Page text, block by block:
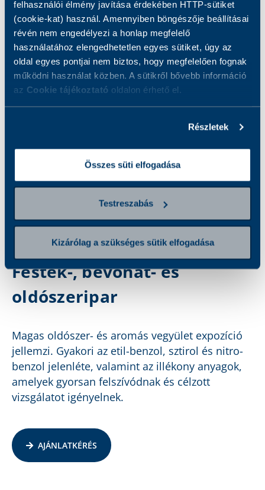
felhasználói élmény javítása érdekében HTTP-sütiket
(cookie-kat) használ. Amennyiben böngészője beállításai
révén nem engedélyezi a honlap megfelelő
használatához elengedhetetlen egyes sütiket, úgy az
oldal egyes pontjai nem biztos, hogy megfelelően fognak
működni használat közben. A sütikről bővebb információ
az Cookie tájékoztató oldalon érhető el.
Részletek
Összes süti elfogadása
Testreszabás
Kizárólag a szükséges sütik elfogadása
elektronikai ipar
Gyorsan növekvő szektor, jelentős nehézfém-
terheléssel. A kadmium, nikkel, kobalt és
mangán szintje jól nyomon követhető, és egyes
oldószerek-például N-metil-2-pirrolidon-
Festék-, bevonat- és
oldószeripar
Magas oldószer- és aromás vegyület expozíció
jellemzi. Gyakori az etil-benzol, sztirol és nitro-
benzol jelenléte, valamint az illékony anyagok,
amelyek gyorsan felszívódnak és célzott
vizsgálatot igényelnek.
AJÁNLATKÉRÉS